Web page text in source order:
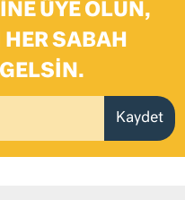
ÜYE OLUN,
SABAH
Kaydet